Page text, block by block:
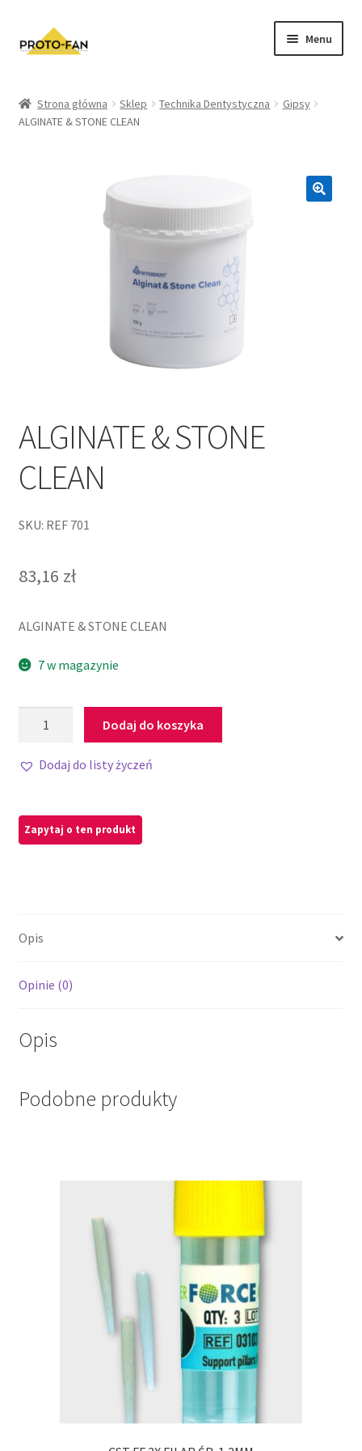
Menu
Kursy Stomatologiczne
Strona główna Sklep Technika Dentystyczna
Gipsy
ALGINATE & STONE CLEAN
ALGINATE & STONE
CLEAN
SKU: REF 701
83,16 zł
ALGINATE & STONE CLEAN
7 w magazynie
Dodaj do koszyka
Dodaj do listy życzeń
Opis
Opinie (0)
Opis
Podobne produkty